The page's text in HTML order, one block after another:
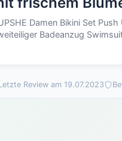
Damen Bikini Set
Badeanzug
Review am 19.07.2023